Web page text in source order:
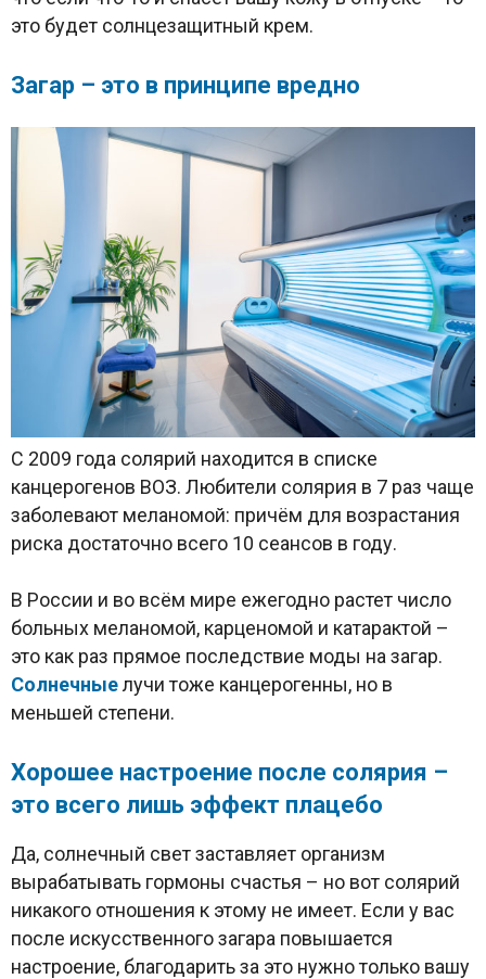
это будет солнцезащитный крем.
Загар – это в принципе вредно
С 2009 года солярий находится в списке
канцерогенов ВОЗ. Любители солярия в 7 раз чаще
заболевают меланомой: причём для возрастания
риска достаточно всего 10 сеансов в году.
В России и во всём мире ежегодно растет число
больных меланомой, карценомой и катарактой –
это как раз прямое последствие моды на загар.
Солнечныелучи тоже канцерогенны, но в
меньшей степени.
Хорошее настроение после солярия –
это всего лишь эффект плацебо
Да, солнечный свет заставляет организм
вырабатывать гормоны счастья – но вот солярий
никакого отношения к этому не имеет. Если у вас
после искусственного загара повышается
настроение, благодарить за это нужно только вашу